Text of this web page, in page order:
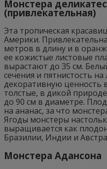
Монстера
(привлекательная)
Эта тропическая
Америки.
метров в длину и в
ее кожистые листовые
вырастают до 35 см.
сечения и пятнистость
декоративную ценность
толстые, в дикой
до 90 см в диаметре.
на ананас, за что
Ягоды монстеры
выращивается как
Бразилии, Индии и
Монстера Адансона